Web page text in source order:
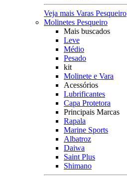
Veja mais Varas Pesqueiro
Molinetes Pesqueiro
Mais buscados
Leve
Médio
Pesado
kit
Molinete e Vara
Acessórios
Lubrificantes
Capa Protetora
Principais Marcas
Rapala
Marine Sports
Albatroz
Daiwa
Saint Plus
Shimano